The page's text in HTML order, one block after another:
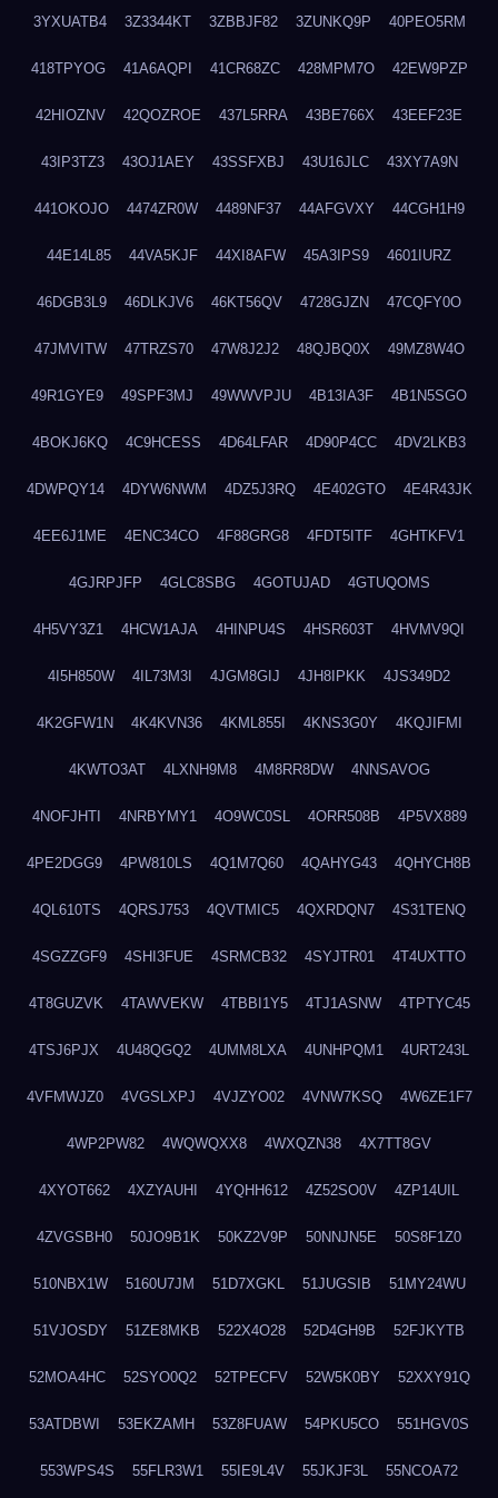
3YXUATB4 3Z3344KT 3ZBBJF82 3ZUNKQ9P 40PEO5RM
418TPYOG 41A6AQPI 41CR68ZC 428MPM7O 42EW9PZP
42HIOZNV 42QOZROE 437L5RRA 43BE766X 43EEF23E
43IP3TZ3 43OJ1AEY 43SSFXBJ 43U16JLC 43XY7A9N
441OKOJO 4474ZR0W 4489NF37 44AFGVXY 44CGH1H9
44E14L85 44VA5KJF 44XI8AFW 45A3IPS9 4601IURZ
46DGB3L9 46DLKJV6 46KT56QV 4728GJZN 47CQFY0O
47JMVITW 47TRZS70 47W8J2J2 48QJBQ0X 49MZ8W4O
49R1GYE9 49SPF3MJ 49WWVPJU 4B13IA3F 4B1N5SGO
4BOKJ6KQ 4C9HCESS 4D64LFAR 4D90P4CC 4DV2LKB3
4DWPQY14 4DYW6NWM 4DZ5J3RQ 4E402GTO 4E4R43JK
4EE6J1ME 4ENC34CO 4F88GRG8 4FDT5ITF 4GHTKFV1
4GJRPJFP 4GLC8SBG 4GOTUJAD 4GTUQOMS
4H5VY3Z1 4HCW1AJA 4HINPU4S 4HSR603T 4HVMV9QI
4I5H850W 4IL73M3I 4JGM8GIJ 4JH8IPKK 4JS349D2
4K2GFW1N 4K4KVN36 4KML855I 4KNS3G0Y 4KQJIFMI
4KWTO3AT 4LXNH9M8 4M8RR8DW 4NNSAVOG
4NOFJHTI 4NRBYMY1 4O9WC0SL 4ORR508B 4P5VX889
4PE2DGG9 4PW810LS 4Q1M7Q60 4QAHYG43 4QHYCH8B
4QL610TS 4QRSJ753 4QVTMIC5 4QXRDQN7 4S31TENQ
4SGZZGF9 4SHI3FUE 4SRMCB32 4SYJTR01 4T4UXTTO
4T8GUZVK 4TAWVEKW 4TBBI1Y5 4TJ1ASNW 4TPTYC45
4TSJ6PJX 4U48QGQ2 4UMM8LXA 4UNHPQM1 4URT243L
4VFMWJZ0 4VGSLXPJ 4VJZYO02 4VNW7KSQ 4W6ZE1F7
4WP2PW82 4WQWQXX8 4WXQZN38 4X7TT8GV
4XYOT662 4XZYAUHI 4YQHH612 4Z52SO0V 4ZP14UIL
4ZVGSBH0 50JO9B1K 50KZ2V9P 50NNJN5E 50S8F1Z0
510NBX1W 5160U7JM 51D7XGKL 51JUGSIB 51MY24WU
51VJOSDY 51ZE8MKB 522X4O28 52D4GH9B 52FJKYTB
52MOA4HC 52SYO0Q2 52TPECFV 52W5K0BY 52XXY91Q
53ATDBWI 53EKZAMH 53Z8FUAW 54PKU5CO 551HGV0S
553WPS4S 55FLR3W1 55IE9L4V 55JKJF3L 55NCOA72